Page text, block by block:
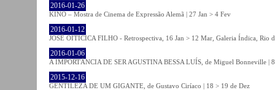
2016-01-26
KINO – Mostra de Cinema de Expressão Alemã | 27 Jan > 4 Fev
2016-01-12
JOSÉ OITICICA FILHO - Retrospectiva, 16 Jan > 12 Mar, Galeria Índica, Rio
2016-01-06
A IMPORTÂNCIA DE SER AGUSTINA BESSA LUÍS, de Miguel Bonneville |
2015-12-16
GENTILEZA DE UM GIGANTE, de Gustavo Ciríaco | 18 > 19 de Dez